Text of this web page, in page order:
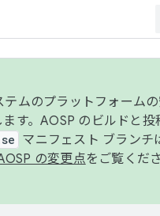
ムのプラットフォームの
す。AOSP のビルドと投
マニフェスト ブランチ
の変更点をご覧くだ